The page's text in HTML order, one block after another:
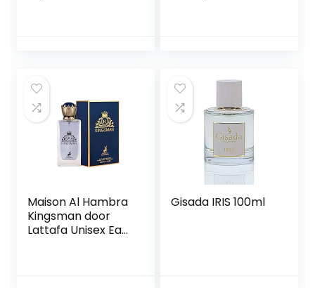
Maison Al Hambra
Kingsman door
Lattafa Unisex Eau
Gisada IRIS 100ml